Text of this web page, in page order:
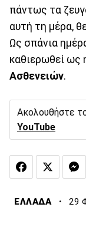
πάντως τα
αυτή τη μέρα,
Ως σπάνια
καθιερωθεί ως
Ασθενειών.
Ακολουθήστε
YouTube
ΕΛΛΑΔΑ · 29